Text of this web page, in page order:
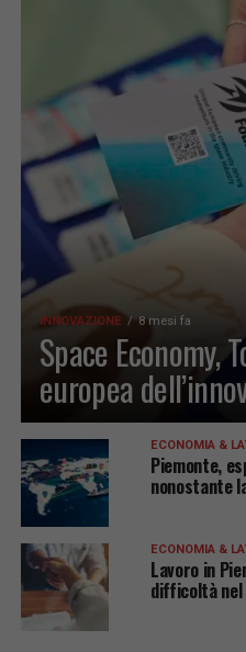
INNOVAZIONE 8 mesi fa
Space Economy,
europea
ECONOMIA &
Piemonte,
nonostante
ECONOMIA &
Lavoro in
difficoltà